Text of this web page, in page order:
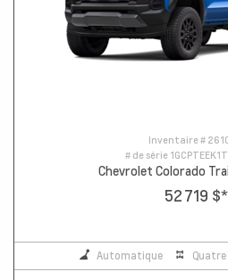
Inventaire #
# de série
Chevrolet Colorado
52 719 $*
Automatique